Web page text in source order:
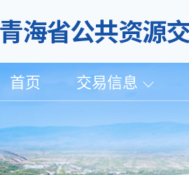
首页 交易信息